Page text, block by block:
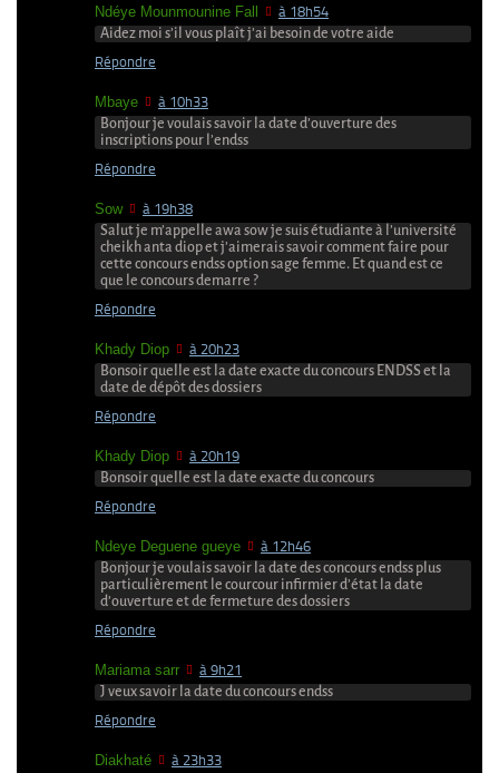
Ndéye Mounmounine Fall à 18h54
Aidez moi s’il vous plaît j’ai besoin de votre aide
Répondre
Mbaye à 10h33
Bonjour je voulais savoir la date d’ouverture des
inscriptions pour l’endss
Répondre
Sow à 19h38
Salut je m’appelle awa sow je suis étudiante à l’université
cheikh anta diop et j’aimerais savoir comment faire pour
cette concours endss option sage femme. Et quand est ce
que le concours demarre ?
Répondre
Khady Diop à 20h23
Bonsoir quelle est la date exacte du concours ENDSS et la
date de dépôt des dossiers
Répondre
Khady Diop à 20h19
Bonsoir quelle est la date exacte du concours
Répondre
Ndeye Deguene gueye à 12h46
Bonjour je voulais savoir la date des concours endss plus
particulièrement le courcour infirmier d’état la date
d’ouverture et de fermeture des dossiers
Répondre
Mariama sarr à 9h21
J veux savoir la date du concours endss
Répondre
Diakhaté à 23h33